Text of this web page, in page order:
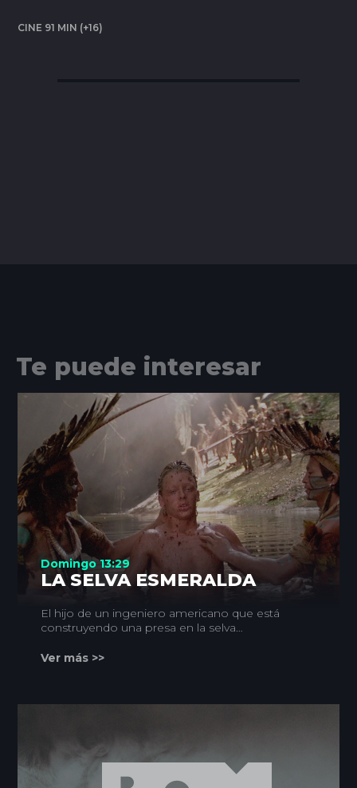
CINE 91 MIN (+16)
Te puede interesar
Domingo 13:29
LA SELVA ESMERALDA
El hijo de un ingeniero americano que está
construyendo una presa en la selva
rastro. Su padre, convencido de que ha sido
Ver más >>